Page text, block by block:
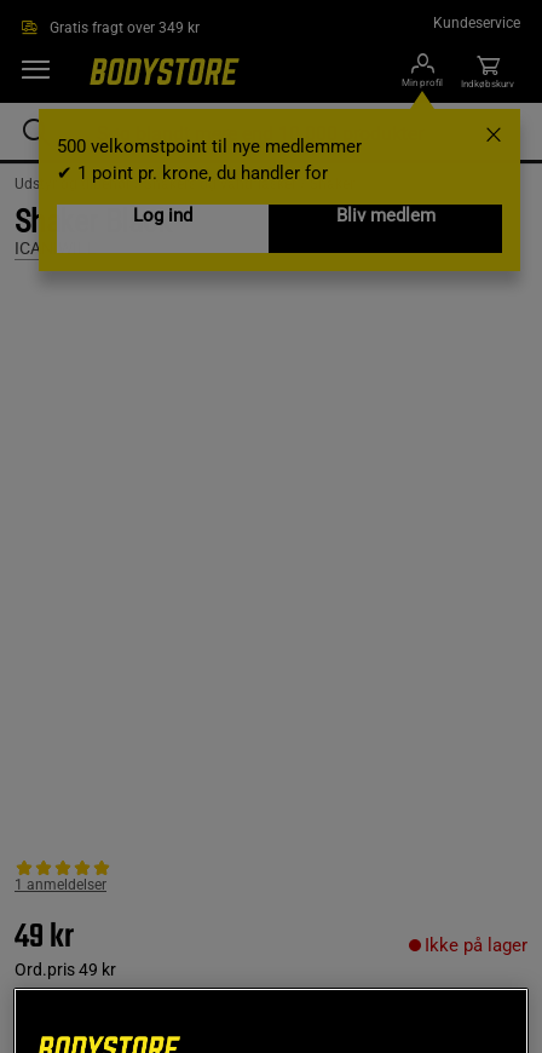
Gratis fragt over 349 kr Kundeservice
Min profil
500 velkomstpoint til nye medlemmer
✔ 1 point pr. krone, du handler for
Log ind
Bliv medlem
Indkøbskurv
Udstyr og tilbehør /Shakers og vandflasker / Shaker
Shaker Black
ICANIWILL
1 anmeldelser
49 kr
Ord.pris49 kr
Ikke på lager